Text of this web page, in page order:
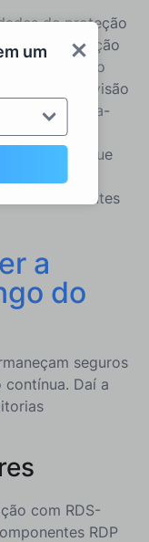
um
de proteção
de intervenção
cibernético
ou MSP. A visão
para o quebra-
para que
possam
em ambientes
a
do
seguros
Daí a
com RDS-
RDP